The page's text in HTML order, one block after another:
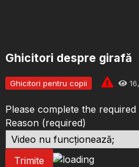
Ghicitori despre girafă
Ghicitori pentru copii
Please complete the required
Reason (required)
Trimite